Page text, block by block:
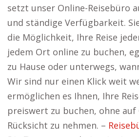
setzt unser Online-Reisebüro
und ständige Verfügbarkeit.
die Möglichkeit, Ihre Reise
jedem Ort online zu buchen,
zu Hause oder unterwegs,
Wir sind nur einen Klick weit
ermöglichen es Ihnen, Ihre
preiswert zu buchen, ohne
Rücksicht zu nehmen. –